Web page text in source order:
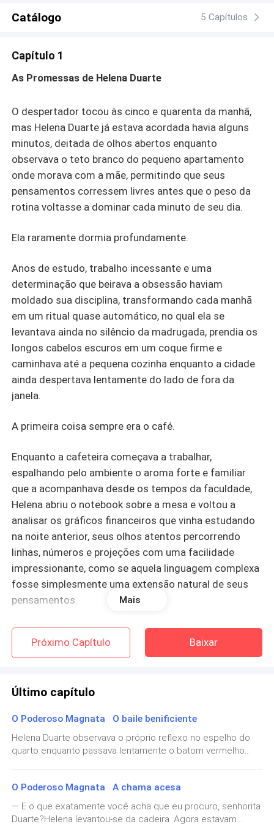
Leonardo com um plano silencioso de vingança. O que
Leonardo propõe que Helena finja ser sua namorada
para proteger sua imagem diante da imprensa e dos
transforma em paixão. E uma única noite impensada
muda tudo. Agora Helena carrega um segredo que pode
destruir não apenas seu plano, mas também o coração
do homem que jurou nunca formar uma família. Entre
orgulho, mentiras e sentimentos que crescem apesar de
tudo, Helena e Leonardo descobrirão que algumas
guerras não podem ser vencidas… porque o verdadeiro
inimigo pode ser o próprio coração.
Catálogo 5 Capítulos
Capítulo 1
As Promessas de Helena Duarte
O despertador tocou às cinco e quarenta da manhã,
mas Helena Duarte já estava acordada havia alguns
minutos, deitada de olhos abertos enquanto
observava o teto branco do pequeno apartamento
onde morava com a mãe, permitindo que seus
pensamentos corressem livres antes que o peso da
rotina voltasse a dominar cada minuto de seu dia.
Ela raramente dormia profundamente.
Anos de estudo, trabalho incessante e uma
determinação que beirava a obsessão haviam
moldado sua disciplina, transformando cada manhã
em um ritual quase automático, no qual ela se
levantava ainda no silêncio da madrugada, prendia os
longos cabelos escuros em um coque firme e
caminhava até a pequena cozinha enquanto a cidade
ainda despertava lentamente do lado de fora da
janela.
A primeira coisa sempre era o café.
Enquanto a cafeteira começava a trabalhar,
espalhando pelo ambiente o aroma forte e familiar
que a acompanhava desde os tempos da faculdade,
Helena abriu o notebook sobre a mesa e voltou a
analisar os gráficos financeiros que vinha estudando
na noite anterior, seus olhos atentos percorrendo
linhas, números e projeções com uma facilidade
impressionante, como se aquela linguagem complexa
fosse simplesmente uma extensão natural de seus
pensamentos.
Foi então que ouviu passos suaves atrás dela.
— Você vai acabar ficando cega olhando para essa
cansada.
Helena levantou o olhar.
Sua mãe estava parada no corredor que ligava os
tempo, com os cabelos ainda bagunçados e o olhar
carregado de uma preocupação silenciosa que Helena
conhecia bem demais.
Mais
Próximo Capítulo Baixar
Último capítulo
O Poderoso Magnata O baile benificiente
Helena Duarte observava o próprio reflexo no espelho do
quarto enquanto passava lentamente o batom vermelho
planejado, algo que vinha ensaiando em sua mente desde o
momento em que soubera que o Grupo Vasconcelos
realizaria naquele final de semana o tradicional baile
beneficente que reunia empresários, investidores,
O Poderoso Magnata A chama acesa
— E o que exatamente você acha que eu procuro, senhorita
Duarte?Helena levantou-se da cadeira. Agora estavam